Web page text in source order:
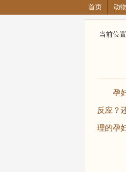
首页 动物
当前位
孕妇
反应？
理的孕